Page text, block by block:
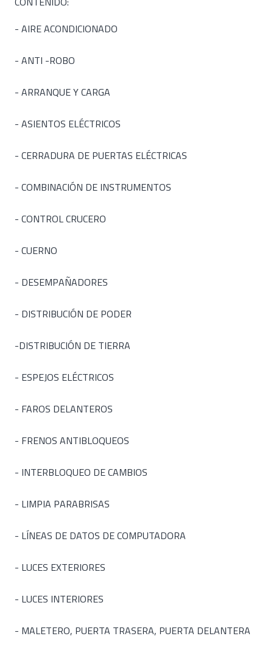
- AIRE ACONDICIONADO
- ANTI -ROBO
- ARRANQUE Y CARGA
- ASIENTOS ELÉCTRICOS
- CERRADURA DE PUERTAS ELÉCTRICAS
- COMBINACIÓN DE INSTRUMENTOS
- CONTROL CRUCERO
- CUERNO
- DESEMPAÑADORES
- DISTRIBUCIÓN DE PODER
-DISTRIBUCIÓN DE TIERRA
- ESPEJOS ELÉCTRICOS
- FAROS DELANTEROS
- FRENOS ANTIBLOQUEOS
- INTERBLOQUEO DE CAMBIOS
- LIMPIA PARABRISAS
- LÍNEAS DE DATOS DE COMPUTADORA
- LUCES EXTERIORES
- LUCES INTERIORES
- MALETERO, PUERTA TRASERA, PUERTA DELANTERA